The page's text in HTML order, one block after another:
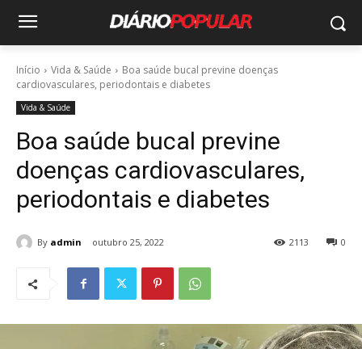
Início Vida & Saúde
Boa saúde bucal previne doenças
cardiovasculares, periodontais e diabetes
Vida & Saúde
Boa saúde bucal previne
doenças cardiovasculares,
periodontais e diabetes
By admin outubro 25, 2022 0
2113